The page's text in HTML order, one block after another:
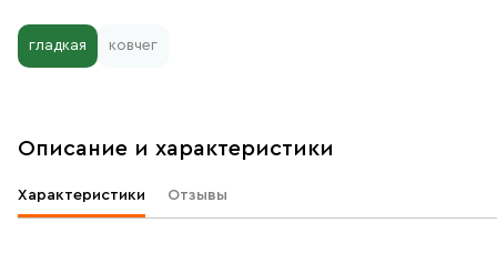
гладкая ковчег
Описание и характеристики
Характеристики Отзывы